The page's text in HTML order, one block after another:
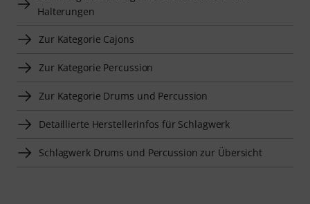
Halterungen
Zur Kategorie Cajons
Zur Kategorie Percussion
Zur Kategorie Drums und Percussion
Detaillierte Herstellerinfos für Schlagwerk
Schlagwerk Drums und Percussion zur Übersicht